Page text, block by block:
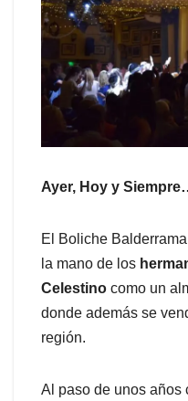
Ayer, Hoy y
El Boliche
la mano de los
Celestino como un
donde además se
región.
Al paso de unos años